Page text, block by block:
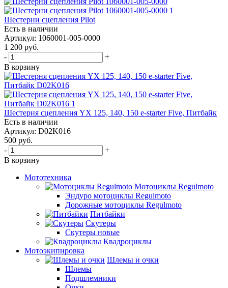
Шестерни сцепления Pilot
Есть в наличии
Артикул: 1060001-005-0000
1 200 руб.
-
+
В корзину
Шестерня сцепления YX 125, 140, 150 e-starter Five, Питбайк
Есть в наличии
Артикул: D02K016
500 руб.
-
+
В корзину
Мототехника
Мотоциклы Regulmoto
Эндуро мотоциклы Regulmoto
Дорожные мотоциклы Regulmoto
Питбайки
Скутеры
Скутеры новые
Квадроциклы
Мотоэкипировка
Шлемы и очки
Шлемы
Подшлемники